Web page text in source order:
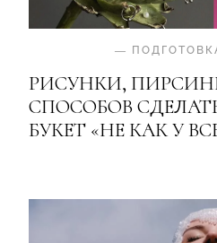
—
РИСУНКИ,
СПОСОБОВ
БУКЕТ «НЕ КАК У